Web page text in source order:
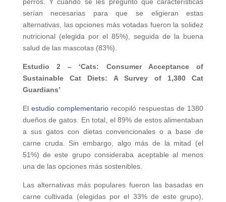
serían necesarias para que se eligieran estas
alternativas, las opciones más votadas fueron la solidez
nutricional (elegida por el 85%), seguida de la buena
salud de las mascotas (83%).
Estudio 2 – ‘Cats: Consumer Acceptance of
Sustainable Cat Diets: A Survey of 1,380 Cat
Guardians’
El estudio complementariorecopiló respuestas de 1380
dueños de gatos. En total, el 89% de estos alimentaban
a sus gatos con dietas convencionales o a base de
carne cruda. Sin embargo, algo más de la mitad (el
51%) de este grupo consideraba aceptable al menos
una de las opciones más sostenibles.
Las alternativas más populares fueron las basadas en
carne cultivada (elegidas por el 33% de este grupo),